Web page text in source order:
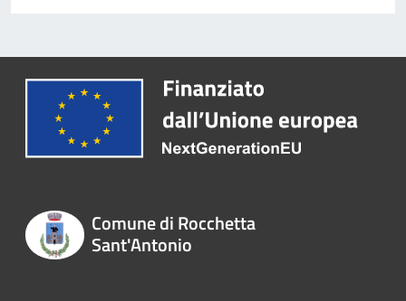
Comune di Rocchetta
Sant'Antonio